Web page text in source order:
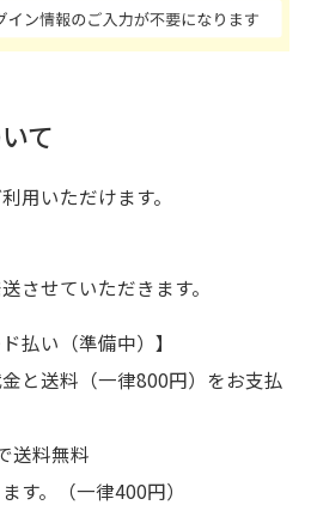
て
用いただけます。
させていただきます。
払い（準備中）】
と送料（一律800円）をお支払
送料無料
す。（一律400円）